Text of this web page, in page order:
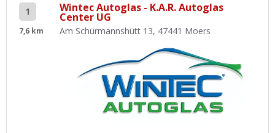
1
7,6 km
Wintec Autoglas - K.A.R. Autoglas
Center UG
Am Schürmannshütt 13, 47441 Moers